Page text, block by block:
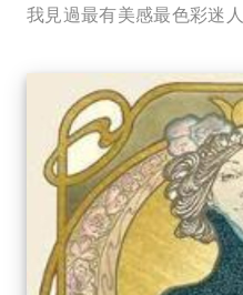
我見過最有美感最色彩迷